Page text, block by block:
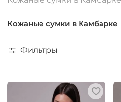
Кожаные сумки в Камбарке
Фильтры